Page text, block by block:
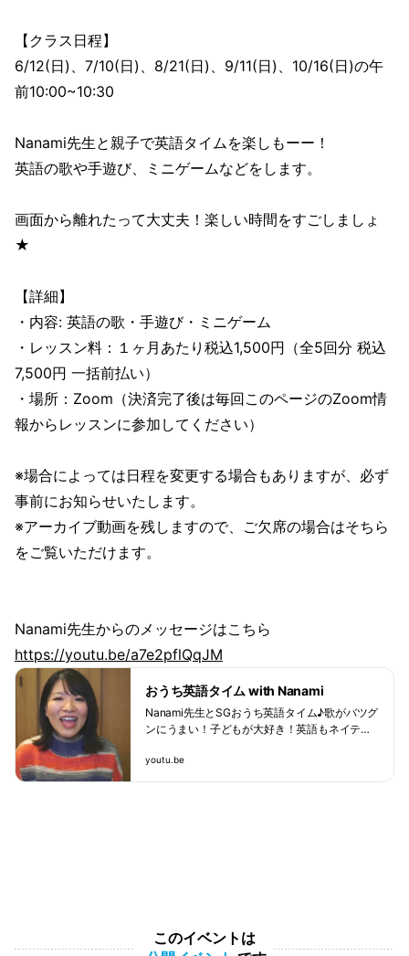
【クラス日程】
6/12(日)、7/10(日)、8/21(日)、9/11(日)、10/16(日)の午
前10:00~10:30
Nanami先生と親子で英語タイムを楽しもーー！
英語の歌や手遊び、ミニゲームなどをします。
画面から離れたって大丈夫！楽しい時間をすごしましょ
★
【詳細】
・内容: 英語の歌・手遊び・ミニゲーム
・レッスン料：１ヶ月あたり税込1,500円（全5回分 税込
7,500円 一括前払い）
・場所：Zoom（決済完了後は毎回このページのZoom情
報からレッスンに参加してください）
※場合によっては日程を変更する場合もありますが、必ず
事前にお知らせいたします。
※アーカイブ動画を残しますので、ご欠席の場合はそちら
をご覧いただけます。
Nanami先生からのメッセージはこちら
https://youtu.be/a7e2pflQqJM
おうち英語タイム with Nanami
Nanami先生とSGおうち英語タイム♪歌がバツグ
ンにうまい！子どもが大好き！英語もネイティ
タイムを楽しみませんか！？対象：だいたい2-6
歳くらい定員：各回６組のみ参加費：１家族あ
youtu.be
このイベントは